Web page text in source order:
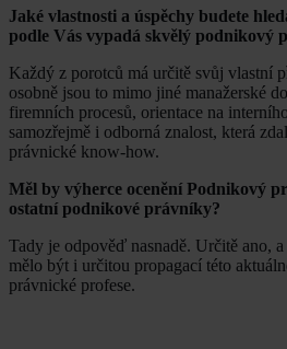
Jaké vlastnosti a úspěchy budete
podle Vás vypadá skvělý podnikový
Každý z porotců má určitě svůj vlastní
osobně jsou to mimo jiné manažerské
firemních procesů, orientace na
samozřejmě i odborná znalost, která
právnické know-how.
Měl by výherce ocenění Podnikový
ostatní podnikové právníky?
Tady je odpověď nasnadě. Určitě ano,
mělo být i určitou propagací této
právnické profese.